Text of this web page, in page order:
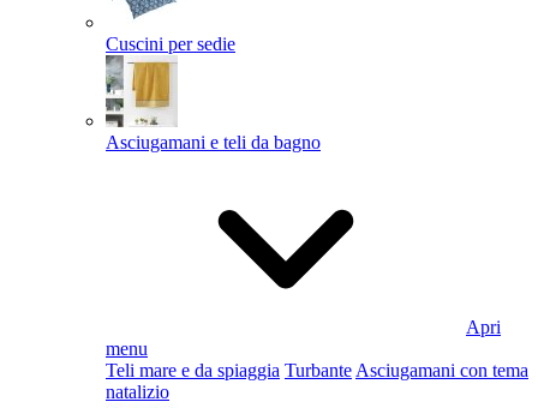
Cuscini per sedie
Asciugamani e teli da bagno
Apri
menu
Teli mare e da spiaggia Turbante Asciugamani con tema
natalizio